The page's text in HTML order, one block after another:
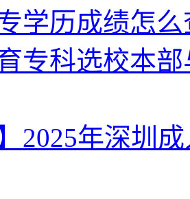
学历成绩怎
专科选校本
】2025年深圳